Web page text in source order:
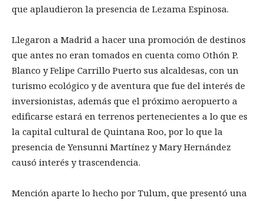
que aplaudieron la presencia de Lezama Espinosa.
Llegaron a Madrid a hacer una promoción de destinos
que antes no eran tomados en cuenta como Othón P.
Blanco y Felipe Carrillo Puerto sus alcaldesas, con un
turismo ecológico y de aventura que fue del interés de
inversionistas, además que el próximo aeropuerto a
edificarse estará en terrenos pertenecientes a lo que es
la capital cultural de Quintana Roo, por lo que la
presencia de Yensunni Martínez y Mary Hernández
causó interés y trascendencia.
Mención aparte lo hecho por Tulum, que presentó una